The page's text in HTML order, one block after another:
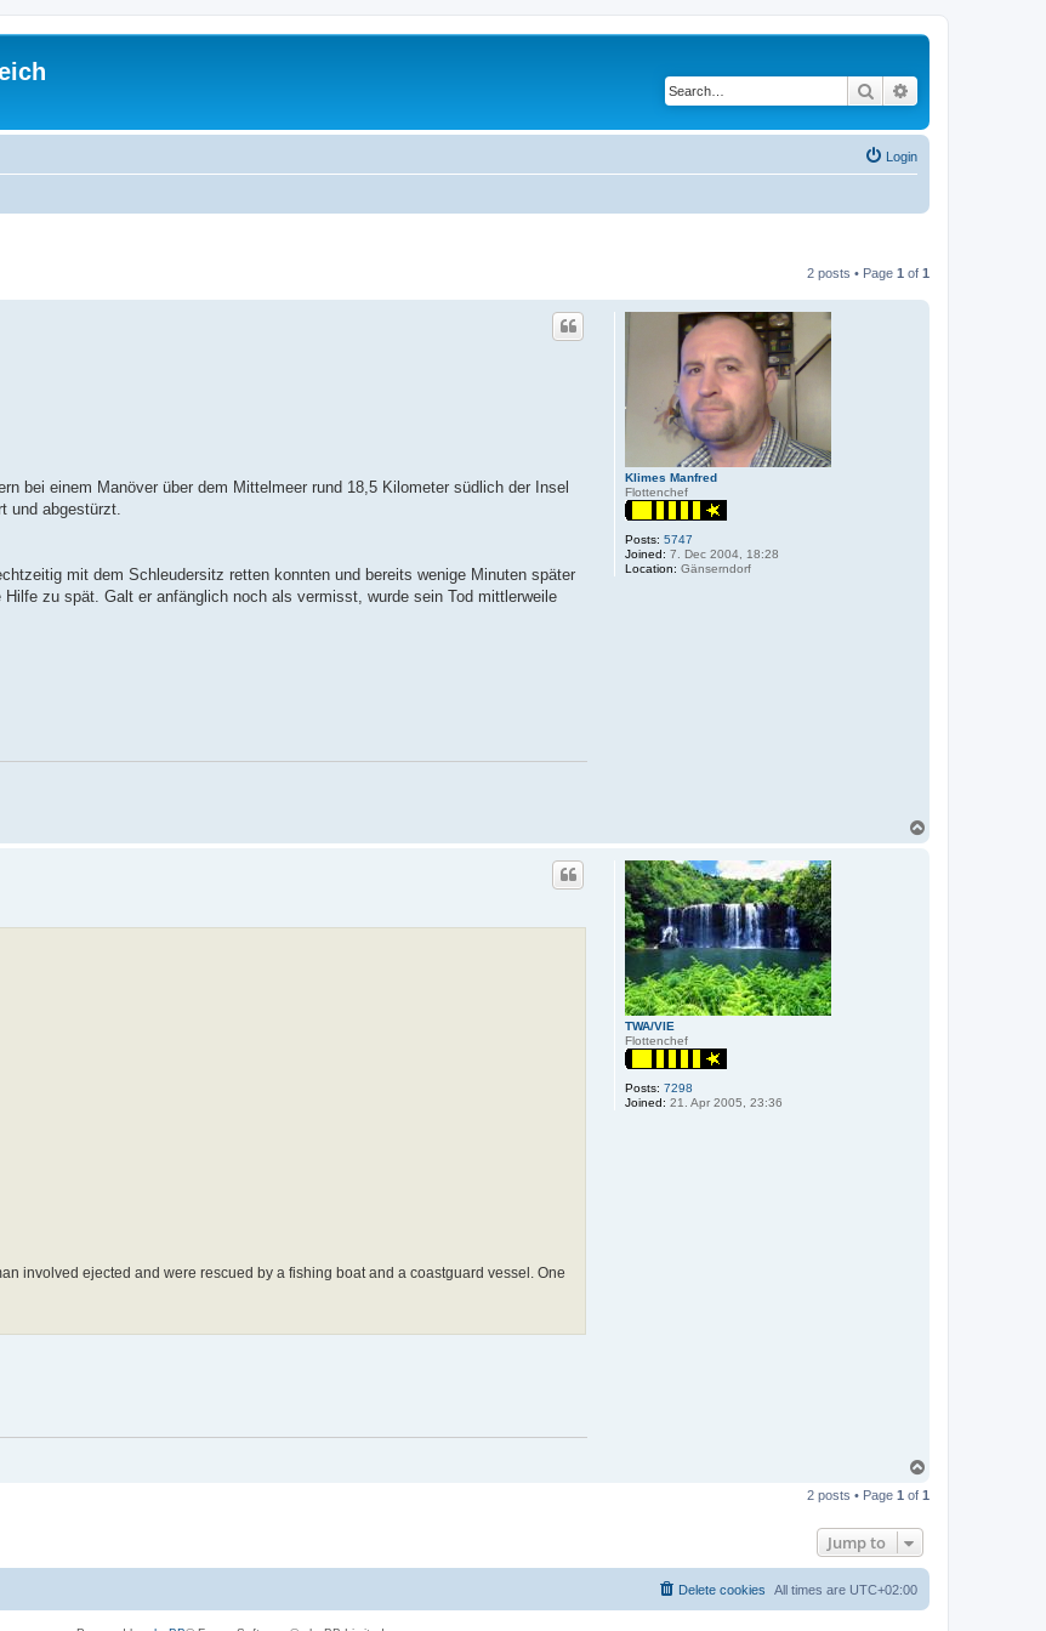
Search
Login
2 posts • Page 1 of 1
Klimes Manfred
Flottenchef
Posts: 5747
Joined: 7. Dec 2004, 18:28
Location: Gänserndorf
bei einem Manöver über dem Mittelmeer rund 18,5 Kilometer südlich der Insel
und abgestürzt.
mit dem Schleudersitz retten konnten und bereits wenige Minuten später
zu spät. Galt er anfänglich noch als vermisst, wurde sein Tod mittlerweile
TWA/VIE
Flottenchef
Posts: 7298
Joined: 21. Apr 2005, 23:36
involved ejected and were rescued by a fishing boat and a coastguard vessel. One
p
2 posts • Page 1 of 1
Jump to
All times are UTC+02:00
Delete cookies